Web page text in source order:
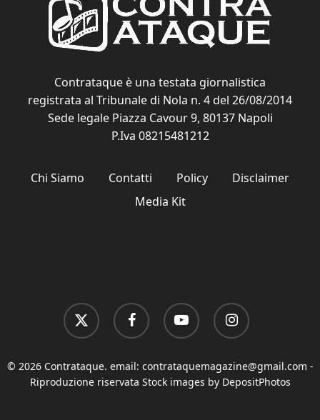
Contrataque è una testata giornalistica
registrata al Tribunale di Nola n. 4 del 26/08/2014
Sede legale Piazza Cavour 9, 80137 Napoli
P.Iva 08215481212
Chi Siamo Contatti Policy
Disclaimer
Media Kit
x-
twitter
facebook youtube instagram
© 2026 Contrataque. email: contrataquemagazine@gmail.com -
Riproduzione riservata Stock images by DepositPhotos